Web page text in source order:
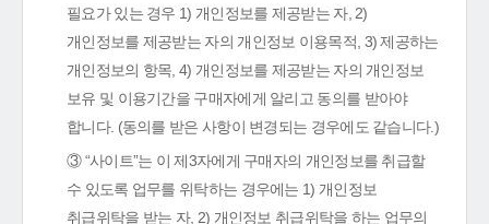
필요가 있는 경우 1) 개인정보를 제공받는 자, 2)
개인정보를 제공받는 자의 개인정보 이용목적, 3) 제공하는
개인정보의 항목, 4) 개인정보를 제공받는 자의 개인정보
보유 및 이용기간을 구매자에게 알리고 동의를 받아야
합니다. (동의를 받은 사항이 변경되는 경우에도 같습니다.)
③ “사이트”는 이 제3자에게 구매자의 개인정보를 취급할
수 있도록 업무를 위탁하는 경우에는 1) 개인정보
취급위탁을 받는 자, 2) 개인정보 취급위탁을 하는 업무의